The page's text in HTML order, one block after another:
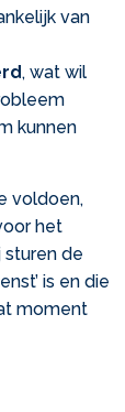
van
, wat wil
kunnen
voldoen,
het
de
is en die
moment